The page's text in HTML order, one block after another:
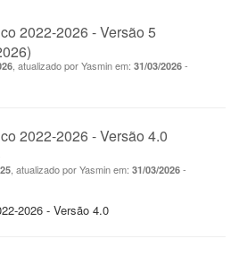
2022-2026 - Versão 5
, atualizado por Yasmin em: 31/03/2026 -
2022-2026 - Versão 4.0
, atualizado por Yasmin em: 31/03/2026 -
2026 - Versão 4.0